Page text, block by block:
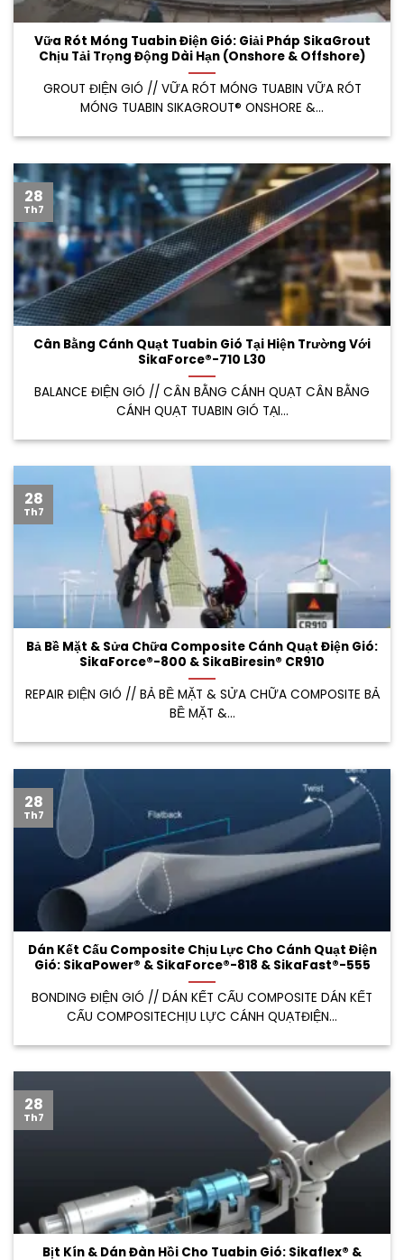
Vữa Rót Móng Tuabin Điện Gió: Giải Pháp SikaGrout
Chịu Tải Trọng Động Dài Hạn (Onshore & Offshore)
GROUT ĐIỆN GIÓ // VỮA RÓT MÓNG TUABIN VỮA RÓT
MÓNG TUABIN SIKAGROUT® ONSHORE &...
Cân Bằng Cánh Quạt Tuabin Gió Tại Hiện Trường Với
SikaForce®-710 L30
BALANCE ĐIỆN GIÓ // CÂN BẰNG CÁNH QUẠT CÂN BẰNG
CÁNH QUẠT TUABIN GIÓ TẠI...
28
Th7
Bả Bề Mặt & Sửa Chữa Composite Cánh Quạt Điện Gió:
SikaForce®-800 & SikaBiresin® CR910
REPAIR ĐIỆN GIÓ // BẢ BỀ MẶT & SỬA CHỮA COMPOSITE BẢ
BỀ MẶT &...
28
Th7
Dán Kết Cấu Composite Chịu Lực Cho Cánh Quạt Điện
Gió: SikaPower® & SikaForce®-818 & SikaFast®-555
BONDING ĐIỆN GIÓ // DÁN KẾT CẤU COMPOSITE DÁN KẾT
CẤU COMPOSITECHỊU LỰC CÁNH QUẠTĐIỆN...
28
Th7
Bịt Kín & Dán Đàn Hồi Cho Tuabin Gió: Sikaflex® &
28
Th7